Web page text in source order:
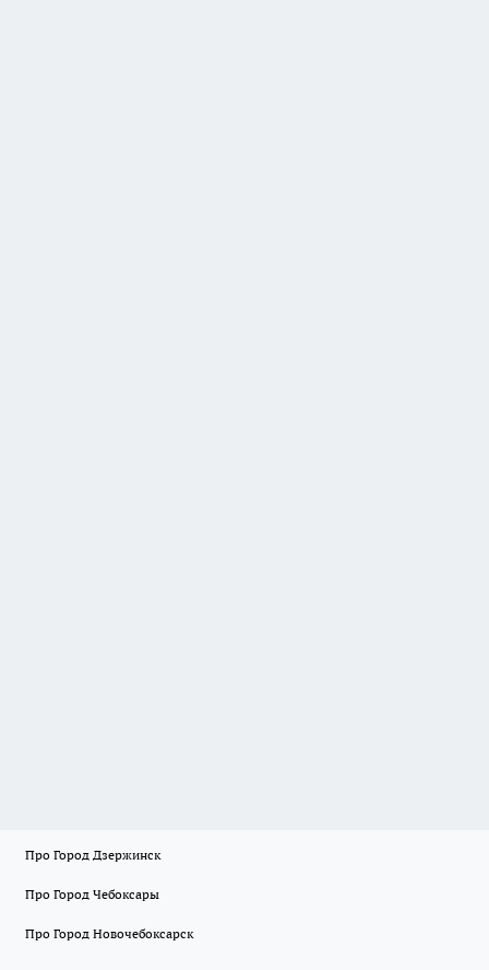
Про Город Дзержинск
Про Город Чебоксары
Про Город Новочебоксарск